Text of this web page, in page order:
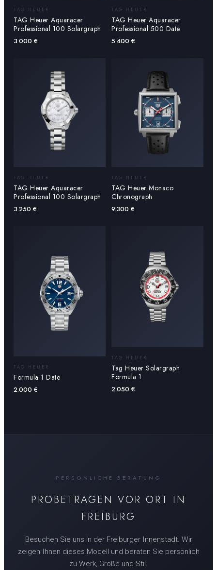
TAG HEUER
TAG Heuer Aquaracer
Professional 100 Solargraph
3.000 €
TAG HEUER
TAG Heuer Aquaracer
Professional 500 Date
5.400 €
TAG HEUER
TAG Heuer Aquaracer
Professional 100 Solargraph
3.250 €
TAG HEUER
TAG Heuer Monaco
Chronograph
9.300 €
TAG HEUER
Formula 1 Date
2.000 €
TAG HEUER
Tag Heuer Solargraph
Formula 1
2.050 €
PERSÖNLICHE BERATUNG
PROBETRAGEN VOR ORT IN
FREIBURG
Besuchen Sie uns in der Freiburger Innenstadt. Wir
zeigen Ihnen dieses Modell und beraten Sie persönlich
zu Werk, Größe und Stil.